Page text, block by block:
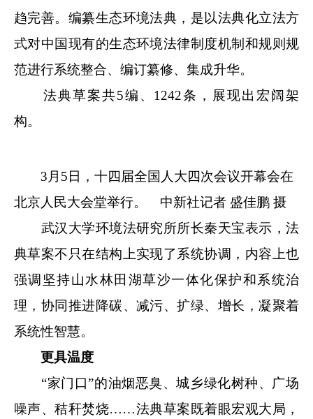
趋完善。编纂生态环境法典，是以法典化立法方
式对中国现有的生态环境法律制度机制和规则规
范进行系统整合、编订纂修、集成升华。
法典草案共5编、1242条，展现出宏阔架
构。
3月5日，十四届全国人大四次会议开幕会在
北京人民大会堂举行。 中新社记者 盛佳鹏 摄
武汉大学环境法研究所所长秦天宝表示，法
典草案不只在结构上实现了系统协调，内容上也
强调坚持山水林田湖草沙一体化保护和系统治
理，协同推进降碳、减污、扩绿、增长，凝聚着
系统性智慧。
更具温度
“家门口”的油烟恶臭、城乡绿化树种、广场
噪声、秸秆焚烧……法典草案既着眼宏观大局，